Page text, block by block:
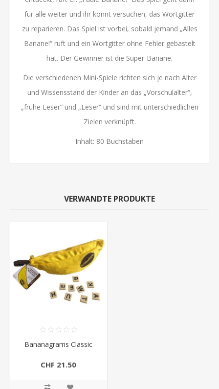
für alle weiter und ihr könnt versuchen, das Wortgitter
zu reparieren. Das Spiel ist vorbei, sobald jemand „Alles
Banane!“ ruft und ein Wortgitter ohne Fehler gebastelt
hat. Der Gewinner ist die Super-Banane.
Die verschiedenen Mini-Spiele richten sich je nach Alter
und Wissensstand der Kinder an das „Vorschulalter“,
„frühe Leser“ und „Leser“ und sind mit unterschiedlichen
Zielen verknüpft.
Inhalt: 80 Buchstaben
VERWANDTE PRODUKTE
Bananagrams Classic
CHF 21.50